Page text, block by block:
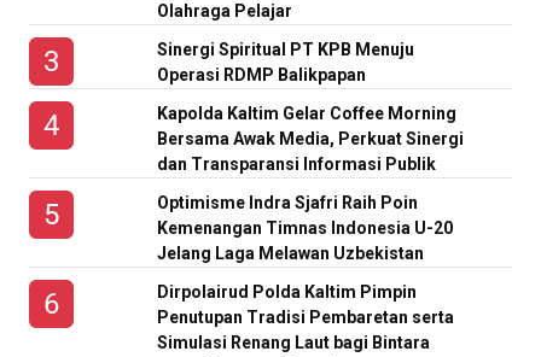
Olahraga Pelajar
Sinergi Spiritual PT KPB Menuju
Operasi RDMP Balikpapan
Kapolda Kaltim Gelar Coffee Morning
Bersama Awak Media, Perkuat Sinergi
dan Transparansi Informasi Publik
Optimisme Indra Sjafri Raih Poin
Kemenangan Timnas Indonesia U-20
Jelang Laga Melawan Uzbekistan
Dirpolairud Polda Kaltim Pimpin
Penutupan Tradisi Pembaretan serta
Simulasi Renang Laut bagi Bintara